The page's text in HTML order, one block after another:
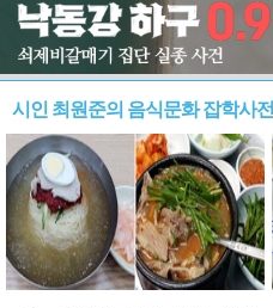
시인 최원준의 음식문화 잡학사전